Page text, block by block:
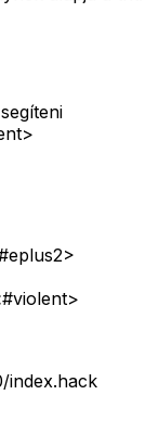
index.hack